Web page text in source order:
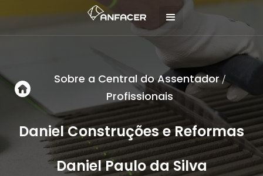
Sobre a Central do Assentador/
Profissionais
Daniel Construções e Reformas
Daniel Paulo da Silva